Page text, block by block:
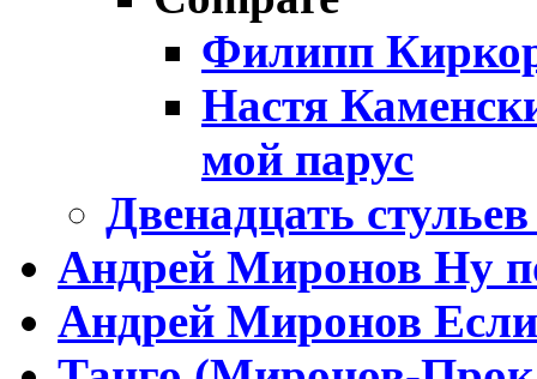
Филипп
Настя
мой парус
Двенадцать
Андрей Миронов Ну
Андрей Миронов